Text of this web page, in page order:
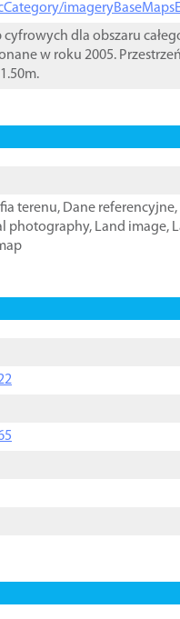
dla obszaru
w roku 2005.
terenu, Dane referencyjne,
photography, Land image,